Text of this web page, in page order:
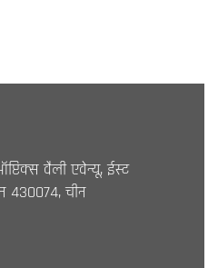
वैली एवेन्यू, ईस्ट
430074, चीन